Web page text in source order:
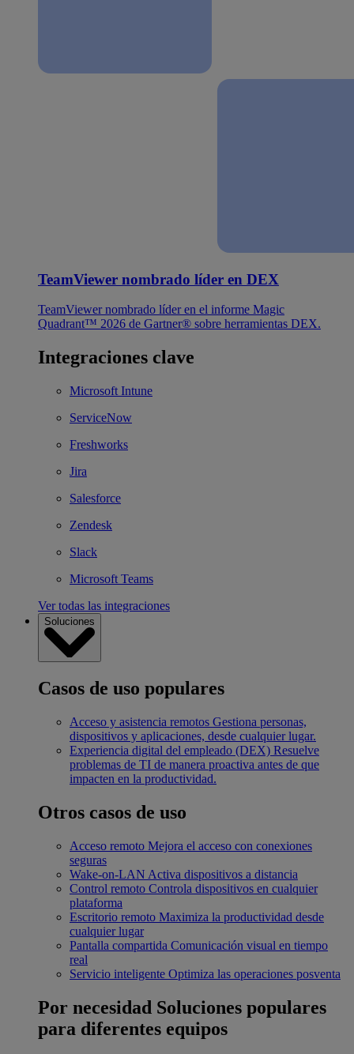
TeamViewer nombrado líder en DEX
TeamViewer nombrado líder en el informe Magic
Quadrant™ 2026 de Gartner® sobre herramientas DEX.
Integraciones clave
Microsoft Intune
ServiceNow
Freshworks
Jira
Salesforce
Zendesk
Slack
Microsoft Teams
Ver todas las integraciones
Soluciones
Casos de uso populares
Acceso y asistencia remotos Gestiona personas,
dispositivos y aplicaciones, desde cualquier lugar.
Experiencia digital del empleado (DEX) Resuelve
problemas de TI de manera proactiva antes de que
impacten en la productividad.
Otros casos de uso
Acceso remoto Mejora el acceso con conexiones
seguras
Wake-on-LAN Activa dispositivos a distancia
Control remoto Controla dispositivos en cualquier
plataforma
Escritorio remoto Maximiza la productividad desde
cualquier lugar
Pantalla compartida Comunicación visual en tiempo
real
Servicio inteligente Optimiza las operaciones posventa
Por necesidad Soluciones populares
para diferentes equipos